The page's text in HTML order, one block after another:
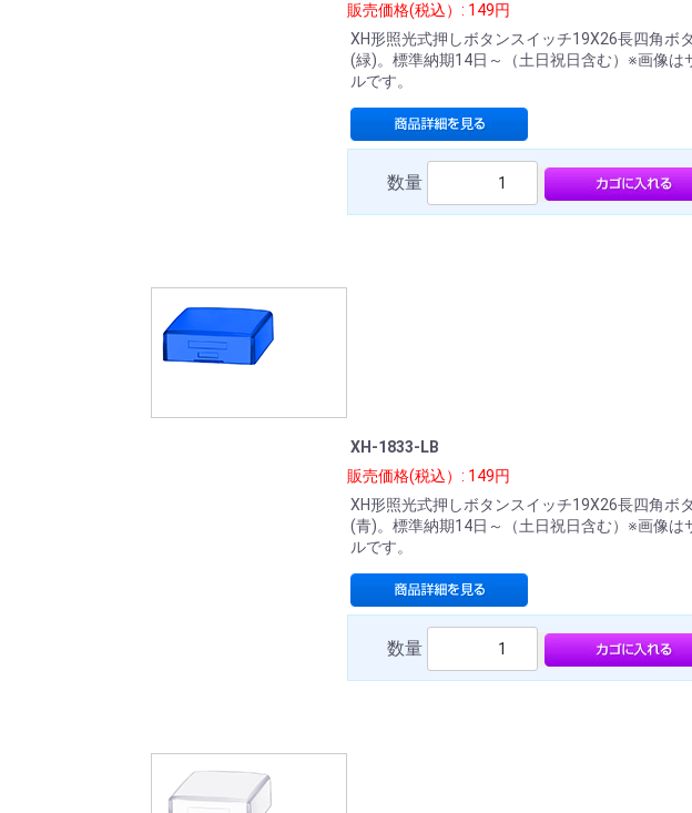
販売価格(税込）: 149円
XH形照光式押しボタンスイッチ19X26長四角ボ
(緑)。標準納期14日～（土日祝日含む）※画像は
ルです。
数量
XH-1833-LB
販売価格(税込）: 149円
XH形照光式押しボタンスイッチ19X26長四角ボ
(青)。標準納期14日～（土日祝日含む）※画像は
ルです。
数量